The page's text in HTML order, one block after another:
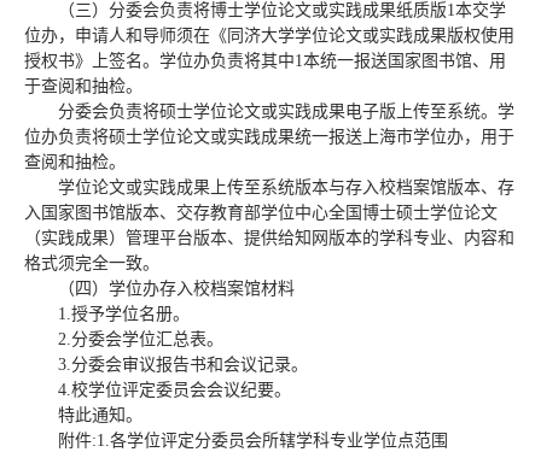
（三）分委会负责将博士学位论文或实践成果纸质版1本交学
位办，申请人和导师须在《同济大学学位论文或实践成果版权使用
授权书》上签名。学位办负责将其中1本统一报送国家图书馆、用
于查阅和抽检。
分委会负责将硕士学位论文或实践成果电子版上传至系统。学
位办负责将硕士学位论文或实践成果统一报送上海市学位办，用于
查阅和抽检。
学位论文或实践成果上传至系统版本与存入校档案馆版本、存
入国家图书馆版本、交存教育部学位中心全国博士硕士学位论文
（实践成果）管理平台版本、提供给知网版本的学科专业、内容和
格式须完全一致。
（四）学位办存入校档案馆材料
1.授予学位名册。
2.分委会学位汇总表。
3.分委会审议报告书和会议记录。
4.校学位评定委员会会议纪要。
特此通知。
附件:1.各学位评定分委员会所辖学科专业学位点范围